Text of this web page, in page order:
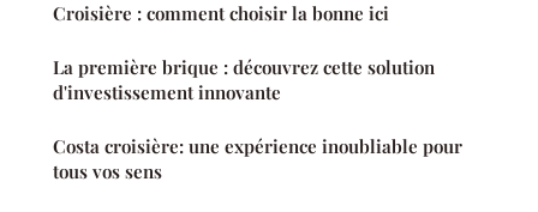
Croisière : comment choisir la bonne ici
La première brique : découvrez cette solution
d'investissement innovante
Costa croisière: une expérience inoubliable pour
tous vos sens